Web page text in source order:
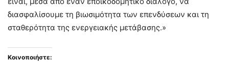
διασφαλίσουμε τη βιωσιμότητα των επενδύσεων και τη
σταθερότητα της ενεργειακής μετάβασης.»
Κοινοποιήστε: